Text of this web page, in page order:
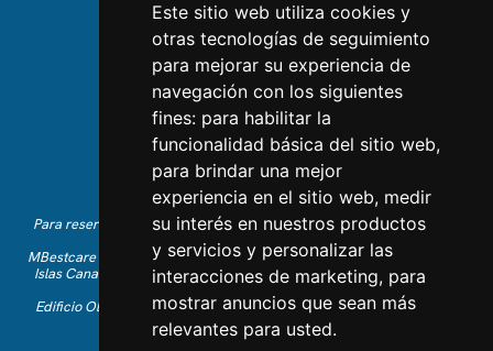
Este sitio web utiliza cookies y
otras tecnologías de seguimiento
para mejorar su experiencia de
navegación con los siguientes
fines: para habilitar la
funcionalidad básica del sitio web,
para brindar una mejor
experiencia en el sitio web, medir
su interés en nuestros productos
y servicios y personalizar las
interacciones de marketing, para
mostrar anuncios que sean más
relevantes para usted.
CONTÁCTANOS
Contáctanos
Síguenos en Instagram
Dale Me gusta en Facebook
Encuéntranos en LinkedIn
Para reservas de vacaciones en inglés, por favor llama al +34 641 28
63 83 o envía un correo a
info@mbestcare.com
MBestcare es parte de Intervenciones Turísticas S.L., registrada en las
Islas Canarias con CIF: B-38757464. Licencia de Tour Operador: I.AV
0003871.1.
Edificio Olimpo de la Candelaria n.1 - 38003 Santa Cruz de Tenerife,
España